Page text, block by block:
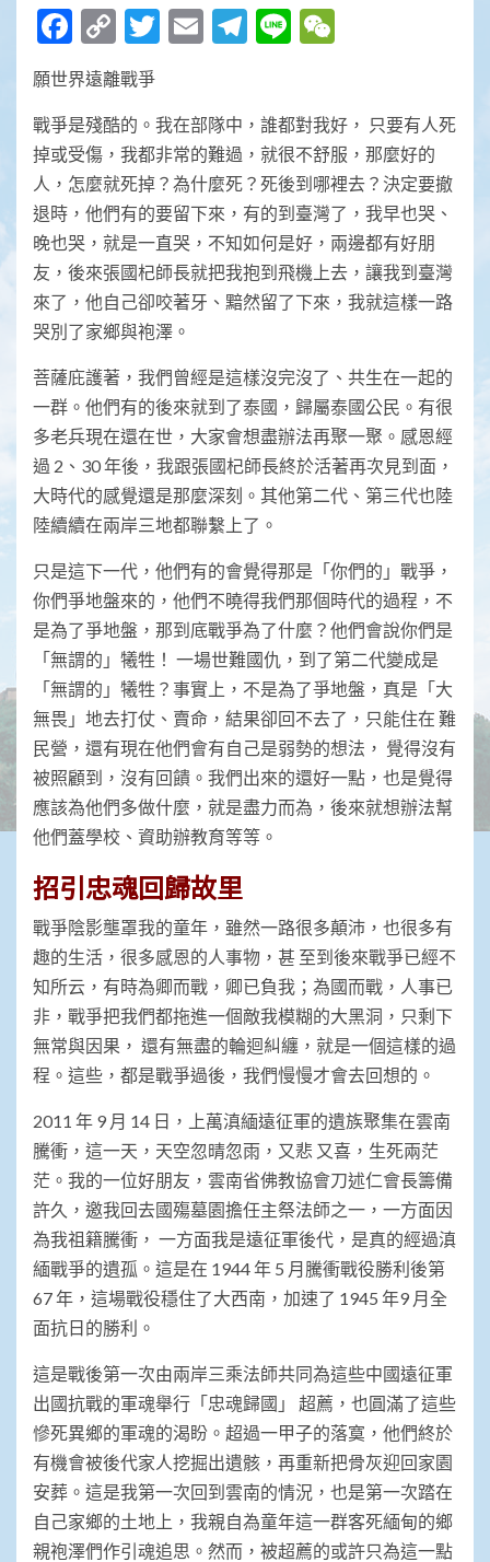
Facebook
Copy
Link
Twitter
EmailTelegram
Line
願世界遠離戰爭
戰爭是殘酷的。我在部隊中，誰都對我好， 只要有人死
掉或受傷，我都非常的難過，就很不舒服，那麼好的
人，怎麼就死掉？為什麼死？死後到哪裡去？決定要撤
退時，他們有的要留下來，有的到臺灣了，我早也哭、
晚也哭，就是一直哭，不知如何是好，兩邊都有好朋
友，後來張國杞師長就把我抱到飛機上去，讓我到臺灣
來了，他自己卻咬著牙、黯然留了下來，我就這樣一路
哭別了家鄉與袍澤。
菩薩庇護著，我們曾經是這樣沒完沒了、共生在一起的
一群。他們有的後來就到了泰國，歸屬泰國公民。有很
多老兵現在還在世，大家會想盡辦法再聚一聚。感恩經
過 2、30 年後，我跟張國杞師長終於活著再次見到面，
大時代的感覺還是那麼深刻。其他第二代、第三代也陸
陸續續在兩岸三地都聯繫上了。
只是這下一代，他們有的會覺得那是「你們的」戰爭，
你們爭地盤來的，他們不曉得我們那個時代的過程，不
是為了爭地盤，那到底戰爭為了什麼？他們會說你們是
「無謂的」犧牲！ 一場世難國仇，到了第二代變成是
「無謂的」犧牲？事實上，不是為了爭地盤，真是「大
無畏」地去打仗、賣命，結果卻回不去了，只能住在 難
民營，還有現在他們會有自己是弱勢的想法， 覺得沒有
被照顧到，沒有回饋。我們出來的還好一點，也是覺得
應該為他們多做什麼，就是盡力而為，後來就想辦法幫
他們蓋學校、資助辦教育等等。
招引忠魂回歸故里
戰爭陰影壟罩我的童年，雖然一路很多顛沛，也很多有
趣的生活，很多感恩的人事物，甚 至到後來戰爭已經不
知所云，有時為卿而戰，卿已負我；為國而戰，人事已
非，戰爭把我們都拖進一個敵我模糊的大黑洞，只剩下
無常與因果， 還有無盡的輪迴糾纏，就是一個這樣的過
程。這些，都是戰爭過後，我們慢慢才會去回想的。
2011 年 9 月 14 日，上萬滇緬遠征軍的遺族聚集在雲南
騰衝，這一天，天空忽晴忽雨，又悲 又喜，生死兩茫
茫。我的一位好朋友，雲南省佛教協會刀述仁會長籌備
許久，邀我回去國殤墓園擔任主祭法師之一，一方面因
為我祖籍騰衝， 一方面我是遠征軍後代，是真的經過滇
緬戰爭的遺孤。這是在 1944 年 5 月騰衝戰役勝利後第
67 年，這場戰役穩住了大西南，加速了 1945 年9 月全
面抗日的勝利。
這是戰後第一次由兩岸三乘法師共同為這些中國遠征軍
出國抗戰的軍魂舉行「忠魂歸國」 超薦，也圓滿了這些
慘死異鄉的軍魂的渴盼。超過一甲子的落寞，他們終於
有機會被後代家人挖掘出遺骸，再重新把骨灰迎回家園
安葬。這是我第一次回到雲南的情況，也是第一次踏在
自己家鄉的土地上，我親自為童年這一群客死緬甸的鄉
親袍澤們作引魂追思。然而，被超薦的或許只為這一點